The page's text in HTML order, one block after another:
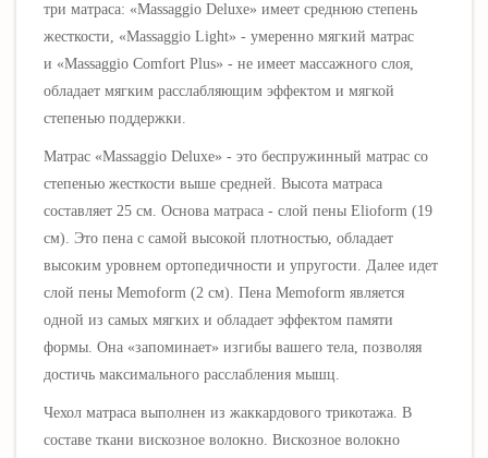
три матраса: «Massaggio Deluxe» имеет среднюю степень
жесткости, «Massaggio Light» - умеренно мягкий матрас
и «Massaggio Comfort Plus» - не имеет массажного слоя,
обладает мягким расслабляющим эффектом и мягкой
степенью поддержки.
Матрас «Massaggio Deluxe» - это беспружинный матрас со
степенью жесткости выше средней. Высота матраса
составляет 25 см. Основа матраса - слой пены Elioform (19
см). Это пена с самой высокой плотностью, обладает
высоким уровнем ортопедичности и упругости. Далее идет
слой пены Memoform (2 см). Пена Memoform является
одной из самых мягких и обладает эффектом памяти
формы. Она «запоминает» изгибы вашего тела, позволяя
достичь максимального расслабления мышц.
Чехол матраса выполнен из жаккардового трикотажа. В
составе ткани вискозное волокно. Вискозное волокно